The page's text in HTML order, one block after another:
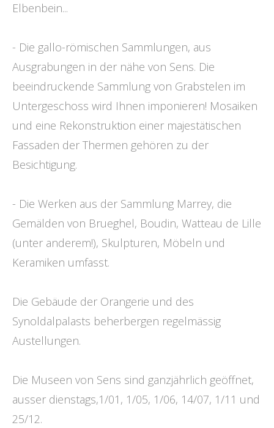
Elbenbein...
- Die gallo-römischen Sammlungen, aus
Ausgrabungen in der nähe von Sens. Die
beeindruckende Sammlung von Grabstelen im
Untergeschoss wird Ihnen imponieren! Mosaiken
und eine Rekonstruktion einer majestätischen
Fassaden der Thermen gehören zu der
Besichtigung.
- Die Werken aus der Sammlung Marrey, die
Gemälden von Brueghel, Boudin, Watteau de Lille
(unter anderem!), Skulpturen, Möbeln und
Keramiken umfasst.
Die Gebäude der Orangerie und des
Synoldalpalasts beherbergen regelmässig
Austellungen.
Die Museen von Sens sind ganzjährlich geöffnet,
ausser dienstags,1/01, 1/05, 1/06, 14/07, 1/11 und
25/12.